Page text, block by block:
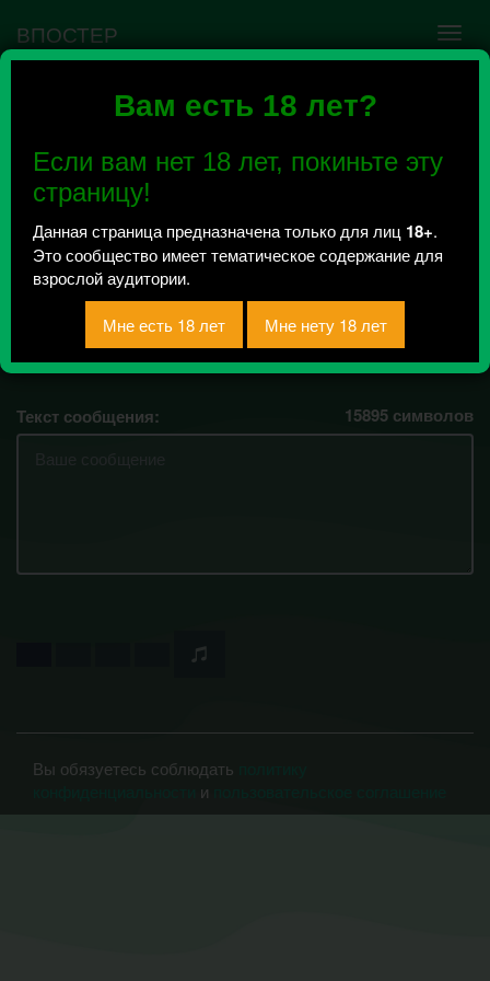
Вам есть 18 лет?
Если вам нет 18 лет, покиньте эту
страницу!
Данная страница предназначена только для лиц 18+.
Это сообщество имеет тематическое содержание для
взрослой аудитории.
ВПОСТЕР
Ошибка VK API #5
сообщества нужно авторизоваться на сервисе
повторно.
интересная сперма
Всего 1, за сегодня 0 сообщений
отправлено / Рейтинг 0.5
Текст сообщения: 15895 символов
Вы обязуетесь соблюдать
и